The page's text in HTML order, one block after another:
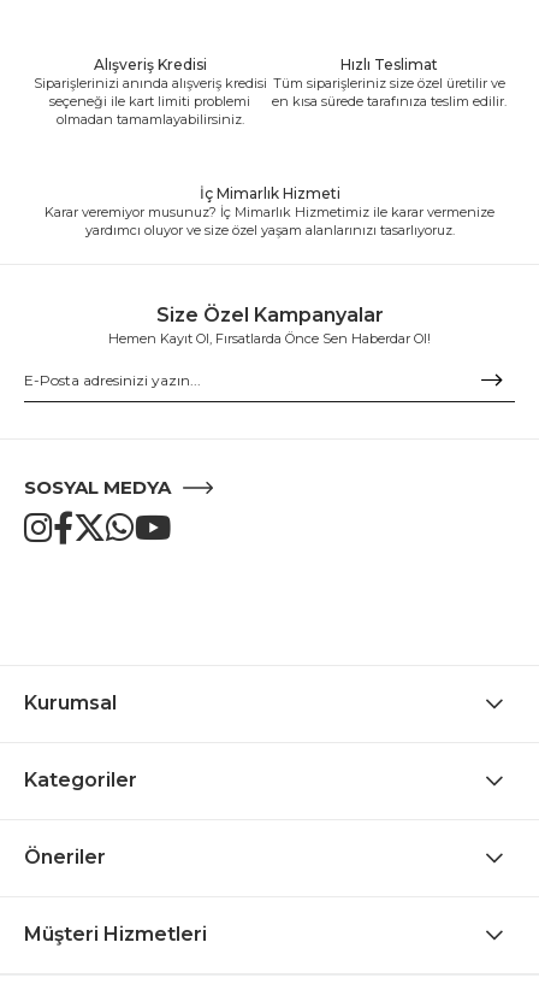
Alışveriş Kredisi
Siparişlerinizi anında alışveriş kredisi
seçeneği ile kart limiti problemi
olmadan tamamlayabilirsiniz.
Hızlı Teslimat
Tüm siparişleriniz size özel üretilir ve
en kısa sürede tarafınıza teslim edilir.
İç Mimarlık Hizmeti
Karar veremiyor musunuz? İç Mimarlık Hizmetimiz ile karar vermenize
yardımcı oluyor ve size özel yaşam alanlarınızı tasarlıyoruz.
Size Özel Kampanyalar
Hemen Kayıt Ol, Fırsatlarda Önce Sen Haberdar Ol!
SOSYAL MEDYA
Kurumsal
Kategoriler
Öneriler
Müşteri Hizmetleri